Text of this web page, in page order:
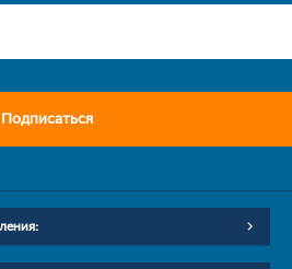
Подписаться